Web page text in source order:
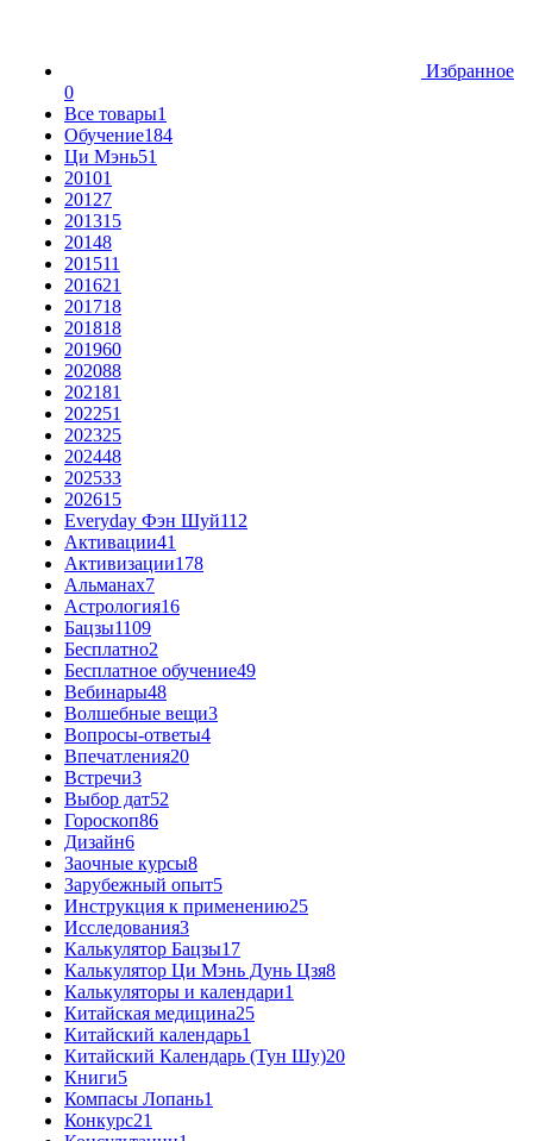
Избранное
0
Все товары1
Обучение184
Ци Мэнь51
20101
20127
201315
20148
201511
201621
201718
201818
201960
202088
202181
202251
202325
202448
202533
202615
Everyday Фэн Шуй112
Активации41
Активизации178
Альманах7
Астрология16
Бацзы1109
Бесплатно2
Бесплатное обучение49
Вебинары48
Волшебные вещи3
Вопросы-ответы4
Впечатления20
Встречи3
Выбор дат52
Гороскоп86
Дизайн6
Заочные курсы8
Зарубежный опыт5
Инструкция к применению25
Исследования3
Калькулятор Бацзы17
Калькулятор Ци Мэнь Дунь Цзя8
Калькуляторы и календари1
Китайская медицина25
Китайский календарь1
Китайский Календарь (Тун Шу)20
Книги5
Компасы Лопань1
Конкурс21